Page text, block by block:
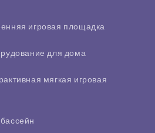
игровая площадка
для дома
мягкая игровая